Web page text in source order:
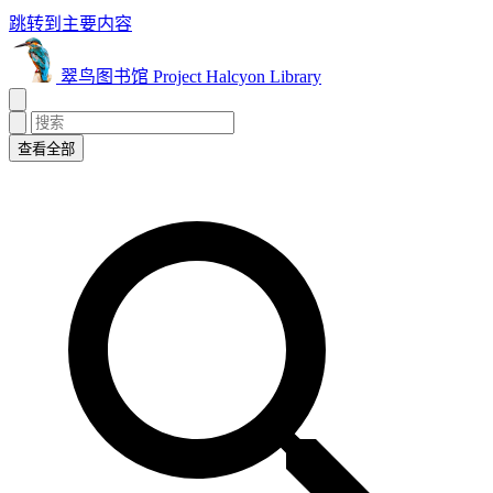
跳转到主要内容
翠鸟图书馆 Project Halcyon Library
查看全部